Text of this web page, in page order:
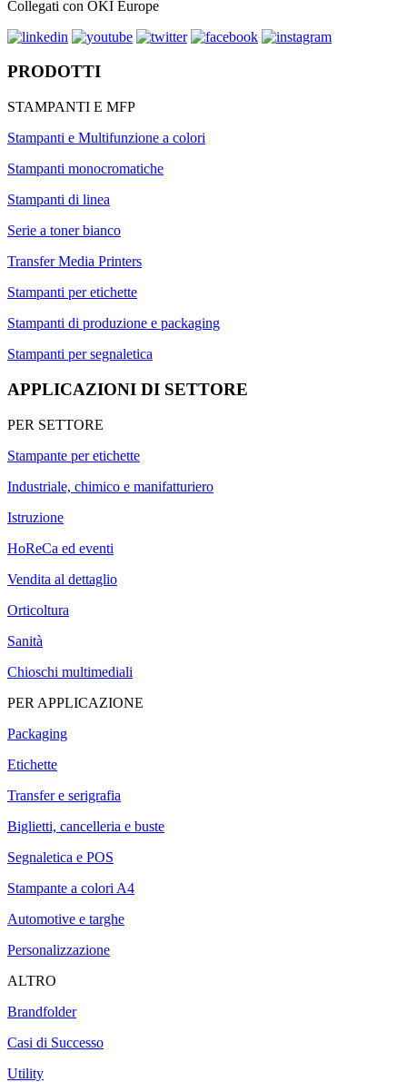
Collegati con OKI Europe
PRODOTTI
STAMPANTI E MFP
Stampanti e Multifunzione a colori
Stampanti monocromatiche
Stampanti di linea
Serie a toner bianco
Transfer Media Printers
Stampanti per etichette
Stampanti di produzione e packaging
Stampanti per segnaletica
APPLICAZIONI DI SETTORE
PER SETTORE
Stampante per etichette
Industriale, chimico e manifatturiero
Istruzione
HoReCa ed eventi
Vendita al dettaglio
Orticoltura
Sanità
Chioschi multimediali
PER APPLICAZIONE
Packaging
Etichette
Transfer e serigrafia
Biglietti, cancelleria e buste
Segnaletica e POS
Stampante a colori A4
Automotive e targhe
Personalizzazione
ALTRO
Brandfolder
Casi di Successo
Utility